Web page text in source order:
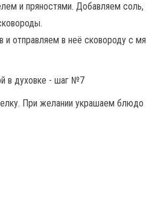
и пряностями. Добавляем
и отправляем в неё сковороду с
При желании украшаем блюдо